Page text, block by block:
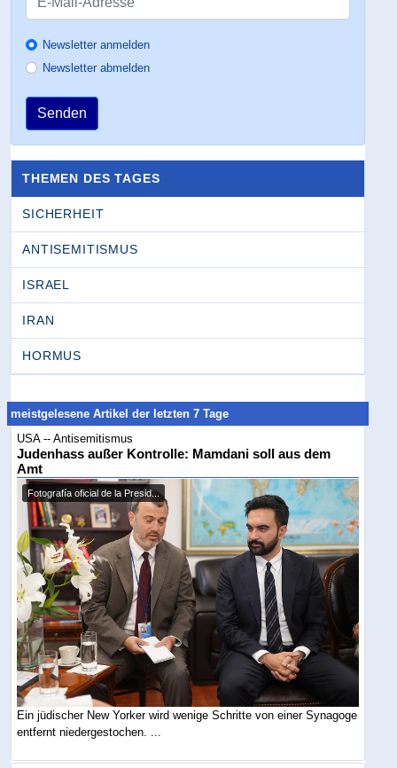
Newsletter anmelden
Newsletter abmelden
Senden
THEMEN DES TAGES
SICHERHEIT
ANTISEMITISMUS
ISRAEL
IRAN
HORMUS
meistgelesene Artikel der letzten 7 Tage
USA -- Antisemitismus
Judenhass außer Kontrolle: Mamdani soll aus dem
Amt
Fotografía oficial de la Presid...
Ein jüdischer New Yorker wird wenige Schritte von einer Synagoge
entfernt niedergestochen. ...